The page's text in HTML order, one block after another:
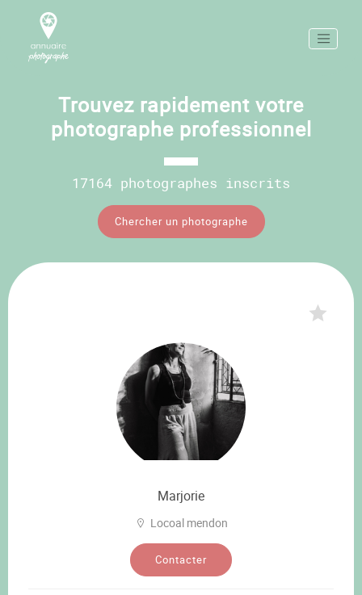
Trouvez rapidement votre
photographe professionnel
17164 photographes inscrits
Chercher un photographe
Marjorie
Locoal mendon
Contacter